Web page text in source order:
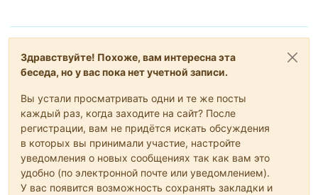
Здравствуйте! Похоже, вам интересна эта
беседа, но у вас пока нет учетной записи.
Вы устали просматривать одни и те же посты
каждый раз, когда заходите на сайт? После
регистрации, вам не придётся искать обсуждения
в которых вы принимали участие, настройте
уведомления о новых сообщениях так как вам это
удобно (по электронной почте или уведомлением).
У вас появится возможность сохранять закладки и